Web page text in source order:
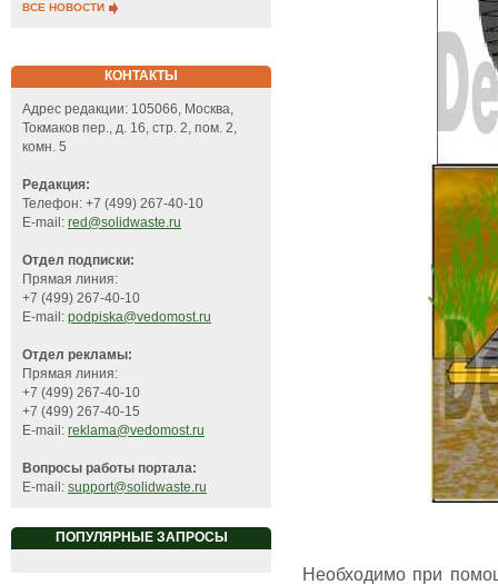
ВСЕ НОВОСТИ
КОНТАКТЫ
Адрес редакции: 105066, Москва,
Токмаков пер., д. 16, стр. 2, пом. 2,
комн. 5
Редакция:
Телефон: +7 (499) 267-40-10
E-mail: red@solidwaste.ru
Отдел подписки:
Прямая линия:
+7 (499) 267-40-10
E-mail: podpiska@vedomost.ru
Отдел рекламы:
Прямая линия:
+7 (499) 267-40-10
+7 (499) 267-40-15
E-mail: reklama@vedomost.ru
Вопросы работы портала:
E-mail: support@solidwaste.ru
ПОПУЛЯРНЫЕ ЗАПРОСЫ
Необходимо при